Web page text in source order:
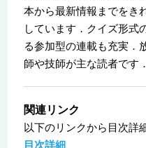
本から最新情報までをき
しています．クイズ形式
る参加型の連載も充実．
師や技師が主な読者です．
関連リンク
以下のリンクから目次詳
目次詳細